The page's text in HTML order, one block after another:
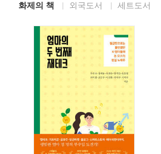
화제의 책 외국도서 세트도서